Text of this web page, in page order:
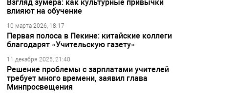
Взгляд зумера: как культурные привычки
влияют на обучение
10 марта 2026, 18:17
Первая полоса в Пекине: китайские коллеги
благодарят «Учительскую газету»
11 декабря 2025, 21:40
Решение проблемы с зарплатами учителей
требует много времени, заявил глава
Минпросвещения